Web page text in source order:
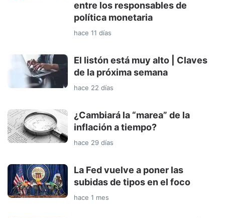
entre los responsables de
política monetaria
hace 11 días
El listón está muy alto | Claves
de la próxima semana
hace 22 días
¿Cambiará la “marea” de la
inflación a tiempo?
hace 29 días
La Fed vuelve a poner las
subidas de tipos en el foco
hace 1 mes